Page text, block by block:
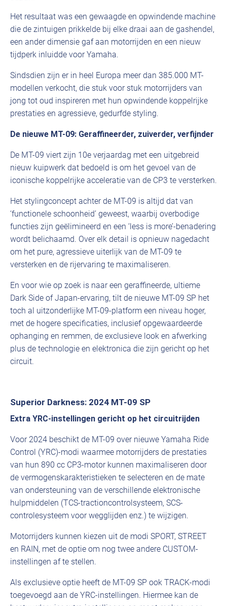
Het resultaat was een gewaagde en opwindende machine
die de zintuigen prikkelde bij elke draai aan de gashendel,
een ander dimensie gaf aan motorrijden en een nieuw
tijdperk inluidde voor Yamaha.
Sindsdien zijn er in heel Europa meer dan 385.000 MT-
modellen verkocht, die stuk voor stuk motorrijders van
jong tot oud inspireren met hun opwindende koppelrijke
prestaties en agressieve, gedurfde styling.
De nieuwe MT-09: Geraffineerder, zuiverder, verfijnder
De MT-09 viert zijn 10e verjaardag met een uitgebreid
nieuw kuipwerk dat bedoeld is om het gevoel van de
iconische koppelrijke acceleratie van de CP3 te versterken.
Het stylingconcept achter de MT-09 is altijd dat van
‘functionele schoonheid’ geweest, waarbij overbodige
functies zijn geëlimineerd en een ‘less is more’-benadering
wordt belichaamd. Over elk detail is opnieuw nagedacht
om het pure, agressieve uiterlijk van de MT-09 te
versterken en de rijervaring te maximaliseren.
En voor wie op zoek is naar een geraffineerde, ultieme
Dark Side of Japan-ervaring, tilt de nieuwe MT-09 SP het
toch al uitzonderlijke MT-09-platform een niveau hoger,
met de hogere specificaties, inclusief opgewaardeerde
ophanging en remmen, de exclusieve look en afwerking
plus de technologie en elektronica die zijn gericht op het
circuit.
Superior Darkness: 2024 MT-09 SP
Extra YRC-instellingen gericht op het circuitrijden
Voor 2024 beschikt de MT-09 over nieuwe Yamaha Ride
Control (YRC)-modi waarmee motorrijders de prestaties
van hun 890 cc CP3-motor kunnen maximaliseren door
de vermogenskarakteristieken te selecteren en de mate
van ondersteuning van de verschillende elektronische
hulpmiddelen (TCS-tractioncontrolsysteem, SCS-
controlesysteem voor wegglijden enz.) te wijzigen.
Motorrijders kunnen kiezen uit de modi SPORT, STREET
en RAIN, met de optie om nog twee andere CUSTOM-
instellingen af te stellen.
Als exclusieve optie heeft de MT-09 SP ook TRACK-modi
toegevoegd aan de YRC-instellingen. Hiermee kan de